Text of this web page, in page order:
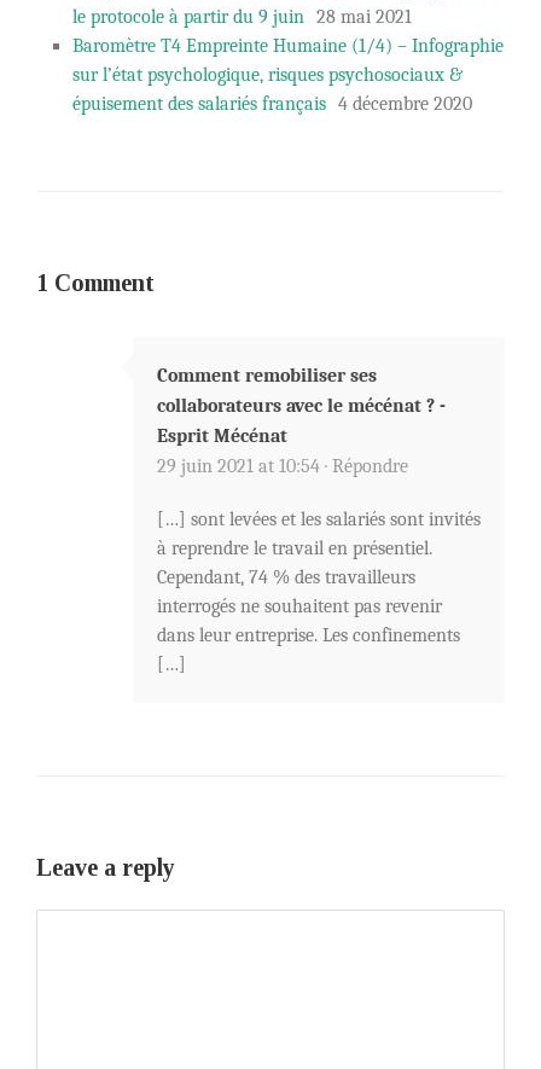
le protocole à partir du 9 juin 28 mai 2021
Baromètre T4 Empreinte Humaine (1/4) – Infographie
sur l’état psychologique, risques psychosociaux &
épuisement des salariés français 4 décembre 2020
1 Comment
Comment remobiliser ses
collaborateurs avec le mécénat ? -
Esprit Mécénat
29 juin 2021 at 10:54 · Répondre
[…] sont levées et les salariés sont invités
à reprendre le travail en présentiel.
Cependant, 74 % des travailleurs
interrogés ne souhaitent pas revenir
dans leur entreprise. Les confinements
[…]
Leave a reply